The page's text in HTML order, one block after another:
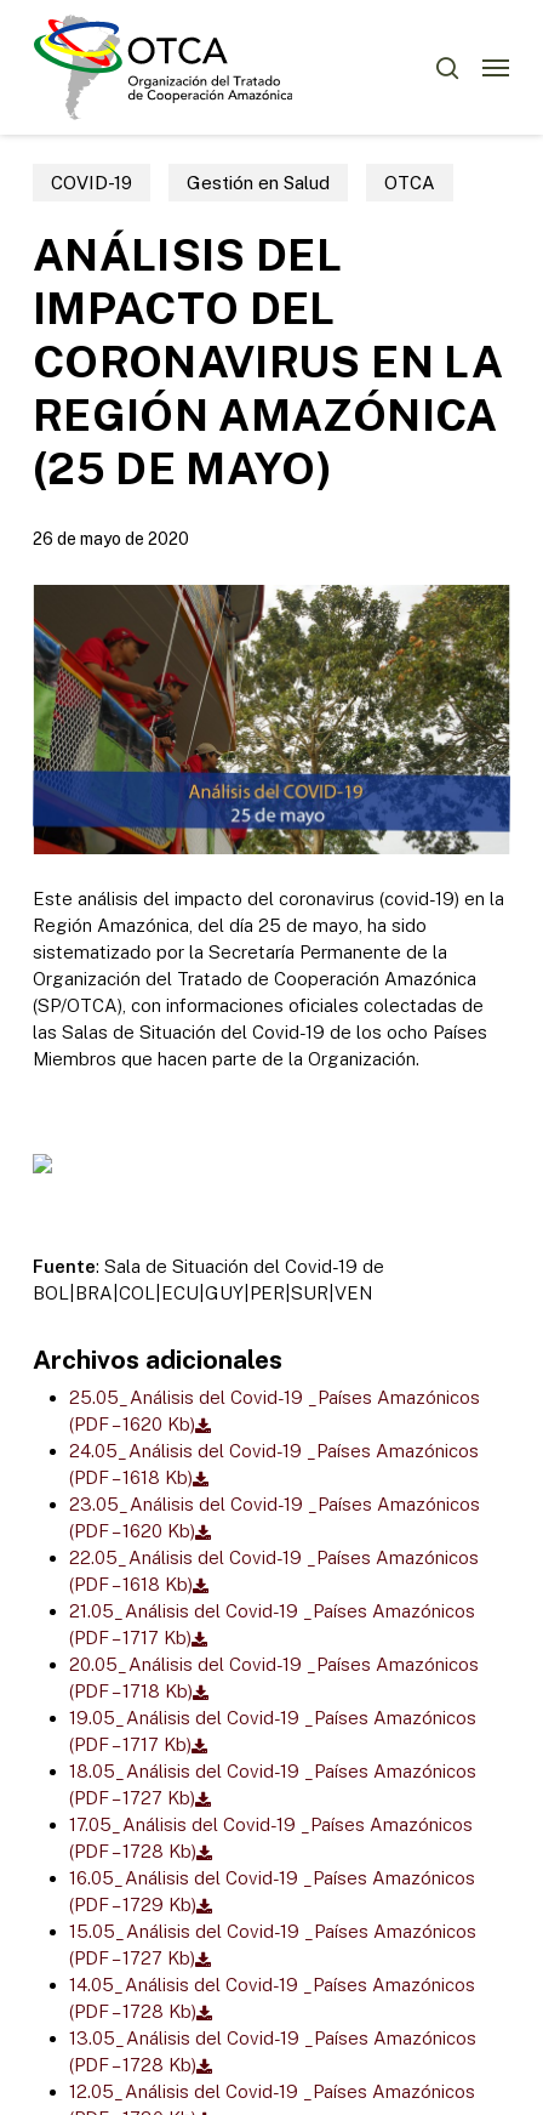
Menu
COVID-19 Gestión en Salud OTCA
ANÁLISIS DEL
IMPACTO DEL
CORONAVIRUS EN LA
REGIÓN AMAZÓNICA
(25 DE MAYO)
26 de mayo de 2020
Este análisis del impacto del coronavirus (covid-19) en la
Región Amazónica, del día 25 de mayo, ha sido
sistematizado por la Secretaría Permanente de la
Organización del Tratado de Cooperación Amazónica
(SP/OTCA), con informaciones oficiales colectadas de
las Salas de Situación del Covid-19 de los ocho Países
Miembros que hacen parte de la Organización.
Fuente: Sala de Situación del Covid-19 de
BOL|BRA|COL|ECU|GUY|PER|SUR|VEN
Archivos adicionales
25.05_Análisis del Covid-19 _Países Amazónicos
(PDF – 1620 Kb)
24.05_Análisis del Covid-19 _Países Amazónicos
(PDF – 1618 Kb)
23.05_Análisis del Covid-19 _Países Amazónicos
(PDF – 1620 Kb)
22.05_Análisis del Covid-19 _Países Amazónicos
(PDF – 1618 Kb)
21.05_Análisis del Covid-19 _Países Amazónicos
(PDF – 1717 Kb)
20.05_Análisis del Covid-19 _Países Amazónicos
(PDF – 1718 Kb)
19.05_Análisis del Covid-19 _Países Amazónicos
(PDF – 1717 Kb)
18.05_Análisis del Covid-19 _Países Amazónicos
(PDF – 1727 Kb)
17.05_Análisis del Covid-19 _Países Amazónicos
(PDF – 1728 Kb)
16.05_Análisis del Covid-19 _Países Amazónicos
(PDF – 1729 Kb)
15.05_Análisis del Covid-19 _Países Amazónicos
(PDF – 1727 Kb)
14.05_Análisis del Covid-19 _Países Amazónicos
(PDF – 1728 Kb)
13.05_Análisis del Covid-19 _Países Amazónicos
(PDF – 1728 Kb)
12.05_Análisis del Covid-19 _Países Amazónicos